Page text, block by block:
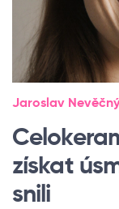
Jaroslav Nevěčný
získat
snili